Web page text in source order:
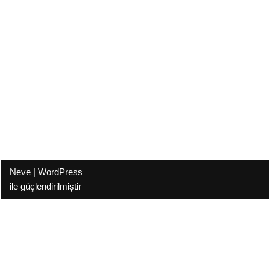
Neve | WordPress
ile güçlendirilmiştir